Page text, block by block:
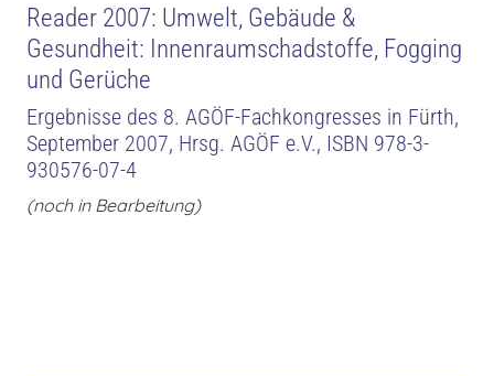
Reader 2007: Umwelt, Gebäude &
Gesundheit: Innenraumschadstoffe, Fogging
und Gerüche
Ergebnisse des 8. AGÖF-Fachkongresses in Fürth,
September 2007, Hrsg. AGÖF e.V., ISBN 978-3-
930576-07-4
(noch in Bearbeitung)